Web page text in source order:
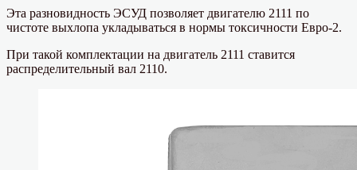
Эта разновидность ЭСУД позволяет двигателю 2111 по
чистоте выхлопа укладываться в нормы токсичности Евро-2.
При такой комплектации на двигатель 2111 ставится
распределительный вал 2110.